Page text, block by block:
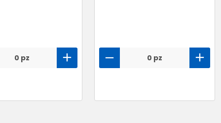
0 pz 0 pz